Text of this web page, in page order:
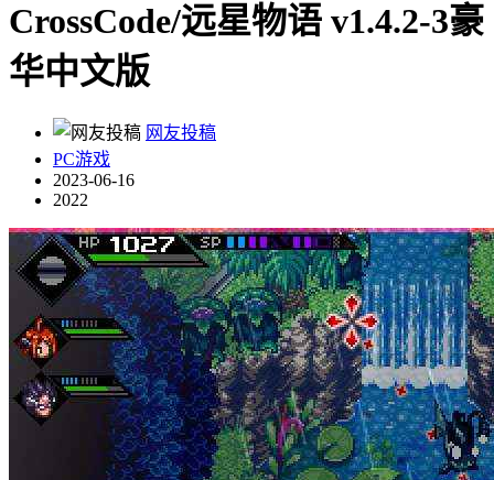
CrossCode/远星物语 v1.4.2-3豪
华中文版
网友投稿
PC游戏
2023-06-16
2022